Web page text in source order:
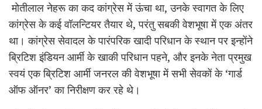
मोतीलाल नेहरू का कद कांग्रेस में ऊंचा था, उनके स्वागत के लिए
कांग्रेस के कई वॉलन्टियर तैयार थे, परंतु सबकी वेशभूषा में एक अंतर
था। कांग्रेस सेवादल के पारंपरिक खादी परिधान के स्थान पर इन्होंने
ब्रिटिश इंडियन आर्मी के खाकी परिधान पहने, और इनके नेता प्रमुख
स्वयं एक ब्रिटिश आर्मी जनरल की वेशभूषा में सभी सेवकों के ‘गार्ड
ऑफ ऑनर’ का निरीक्षण कर रहे थे।